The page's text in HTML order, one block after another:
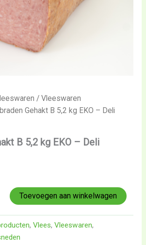
/Vleeswaren
Gehakt B 5,2 kg EKO – Deli
B 5,2 kg EKO – Deli
Toevoegen aan winkelwagen
,Vlees,Vleeswaren,